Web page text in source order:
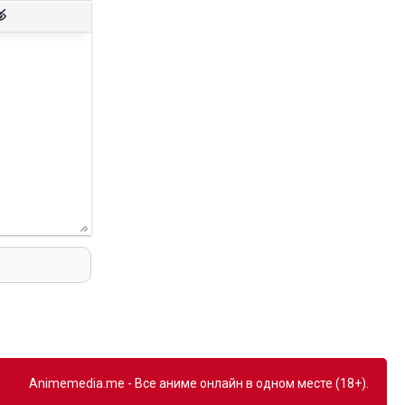
Animemedia.me - Все аниме онлайн в одном месте (18+).